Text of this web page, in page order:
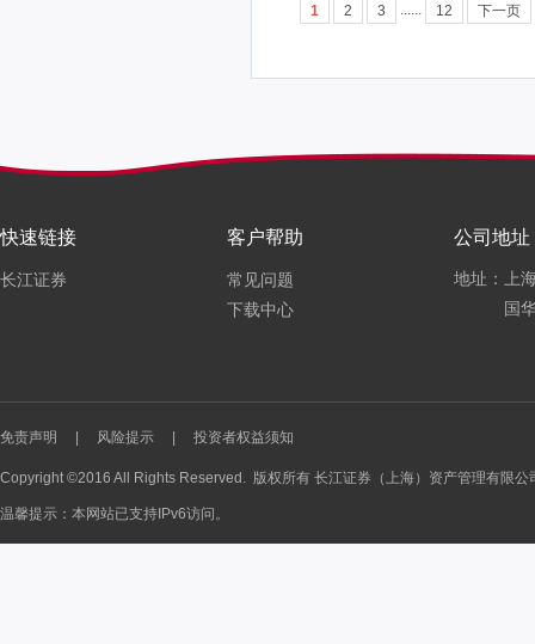
1 2 3 ...... 12 下一页
快速链接
长江证券
客户帮助
常见问题
下载中心
公司地址
地址：上
国
免责声明 风险提示 投资者权益须知
Copyright ©2016 All Rights Reserved. 版权所有 长江证券（上海）资产管理有限
温馨提示：本网站已支持IPv6访问。